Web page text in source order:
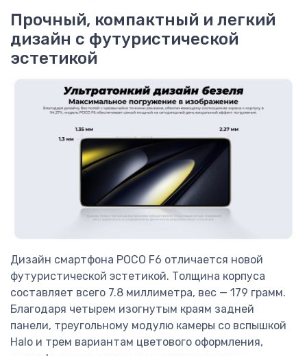
Прочный, компактный и легкий
дизайн с футуристической
эстетикой
Дизайн смартфона POCO F6 отличается новой
футуристической эстетикой. Толщина корпуса
составляет всего 7.8 миллиметра, вес — 179 грамм.
Благодаря четырем изогнутым краям задней
панели, треугольному модулю камеры со вспышкой
Halo и трем вариантам цветового оформления,